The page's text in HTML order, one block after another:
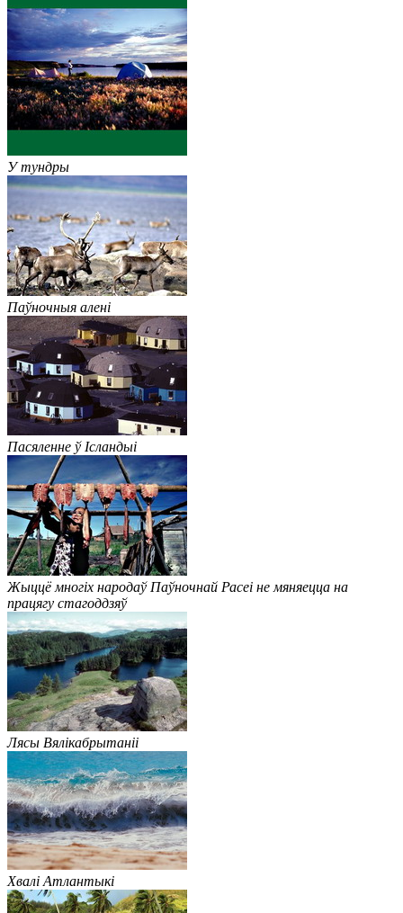
У тундры
Паўночныя алені
Пасяленне ў Ісландыі
Жыццё многіх народаў Паўночнай Расеі не мяняецца на
працягу стагоддзяў
Лясы Вялікабрытаніі
Хвалі Атлантыкі